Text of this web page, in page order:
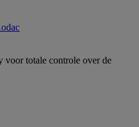
totale controle over de